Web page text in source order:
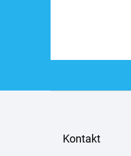
Kontakt